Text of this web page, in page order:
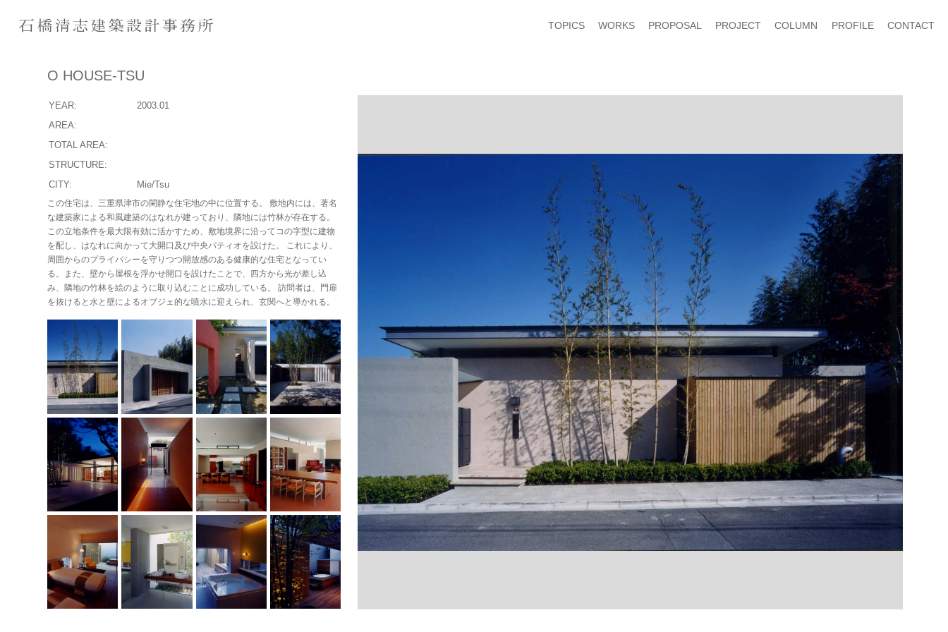
TOPICS WORKS PROPOSAL PROJECT COLUMN PROFILE CONTACT
O HOUSE-TSU
YEAR:
2003.01
AREA:
TOTAL AREA:
STRUCTURE:
CITY:
Mie/Tsu
この住宅は、三重県津市の閑静な住宅地の中に位置する。 敷地内には、著名
な建築家による和風建築のはなれが建っており、隣地には竹林が存在する。
この立地条件を最大限有効に活かすため、敷地境界に沿ってコの字型に建物
を配し、はなれに向かって大開口及び中央パティオを設けた。 これにより、
周囲からのプライバシーを守りつつ開放感のある健康的な住宅となってい
る。また、壁から屋根を浮かせ開口を設けたことで、四方から光が差し込
み、隣地の竹林を絵のように取り込むことに成功している。 訪問者は、門扉
を抜けると水と壁によるオブジェ的な噴水に迎えられ、玄関へと導かれる。
ー性を持つ導線となっている。 シンプルな中に、豊かさや、健康的な開放感
を感じられる、高質な住宅になった。